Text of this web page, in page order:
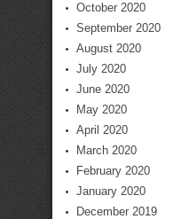
October 2020
September 2020
August 2020
July 2020
June 2020
May 2020
April 2020
March 2020
February 2020
January 2020
December 2019